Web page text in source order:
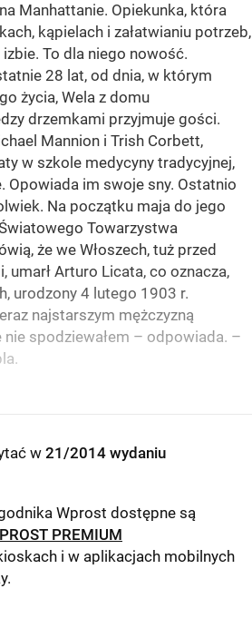
Manhattanie. Opiekunka, która
kąpielach i załatwianiu potrzeb,
To dla niego nowość.
28 lat, od dnia, w którym
życia, Wela z domu
drzemkami przyjmuje gości.
Mannion i Trish Corbett,
w szkole medycyny tradycyjnej,
Opowiada im swoje sny. Ostatnio
Na początku maja do jego
Towarzystwa
że we Włoszech, tuż przed
umarł Arturo Licata, co oznacza,
urodzony 4 lutego 1903 r.
najstarszym mężczyzną
nie spodziewałem – odpowiada. –
w 21/2014 wydaniu
Wprost dostępne są
PREMIUM
i w aplikacjach mobilnych
.